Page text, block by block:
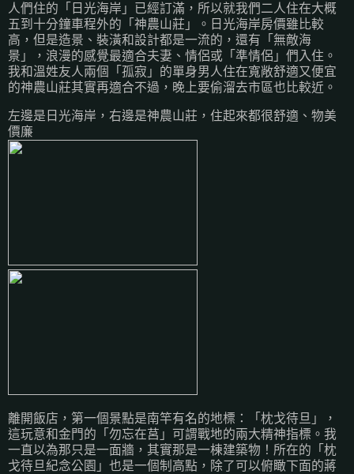
人們住的「日光海岸」已經訂滿，所以就我們二人住在大概
五到十分鐘車程外的「神農山莊」。日光海岸房價雖比較
高，但是造景、裝潢和設計都是一流的，還有「無敵海
景」，浪漫的感覺最適合夫妻、情侶或「準情侶」們入住。
我和溫姓友人兩個「孤寂」的單身男人住在寬敞舒適又便宜
的神農山莊其實再適合不過，晚上要偷溜去市區也比較近。
左邊是日光海岸，右邊是神農山莊，住起來都很舒適、物美
價廉
離開飯店，第一個景點是南竿有名的地標：「枕戈待旦」，
這玩意和金門的「勿忘在莒」可謂戰地的兩大精神指標。我
一直以為那只是一面牆，其實那是一棟建築物！所在的「枕
戈待旦紀念公園」也是一個制高點，除了可以俯瞰下面的蔣